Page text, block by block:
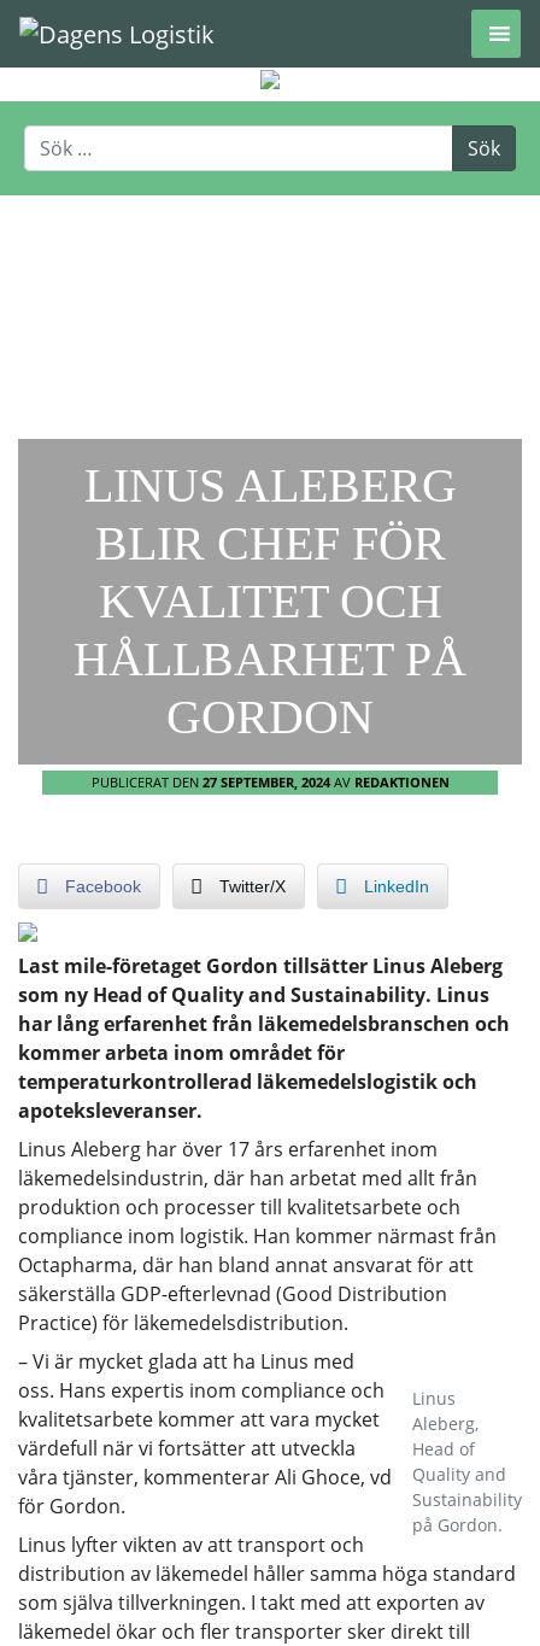
Hoppa till innehåll
LINUS ALEBERG
BLIR CHEF FÖR
KVALITET OCH
HÅLLBARHET PÅ
GORDON
PUBLICERAT DEN 27 SEPTEMBER, 2024AV REDAKTIONEN
Facebook Twitter/X LinkedIn
Last mile-företaget Gordon tillsätter Linus Aleberg
som ny Head of Quality and Sustainability. Linus
har lång erfarenhet från läkemedelsbranschen och
kommer arbeta inom området för
temperaturkontrollerad läkemedelslogistik och
apoteksleveranser.
Linus Aleberg har över 17 års erfarenhet inom
läkemedelsindustrin, där han arbetat med allt från
produktion och processer till kvalitetsarbete och
compliance inom logistik. Han kommer närmast från
Octapharma, där han bland annat ansvarat för att
säkerställa GDP-efterlevnad (Good Distribution
Practice) för läkemedelsdistribution.
Linus
Aleberg,
Head of
Quality and
Sustainability
på Gordon.
– Vi är mycket glada att ha Linus med
oss. Hans expertis inom compliance och
kvalitetsarbete kommer att vara mycket
värdefull när vi fortsätter att utveckla
våra tjänster, kommenterar Ali Ghoce, vd
för Gordon.
Linus lyfter vikten av att transport och
distribution av läkemedel håller samma höga standard
som själva tillverkningen. I takt med att exporten av
läkemedel ökar och fler transporter sker direkt till